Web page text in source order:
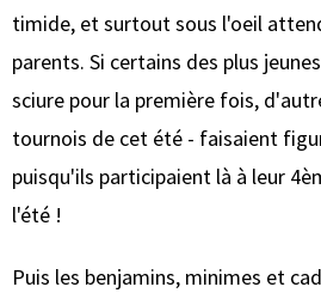
timide, et surtout sous l'oeil
parents. Si certains des plus
sciure pour la première fois,
tournois de cet été - faisaient
puisqu'ils participaient là à leur
l'été !
Puis les benjamins, minimes et